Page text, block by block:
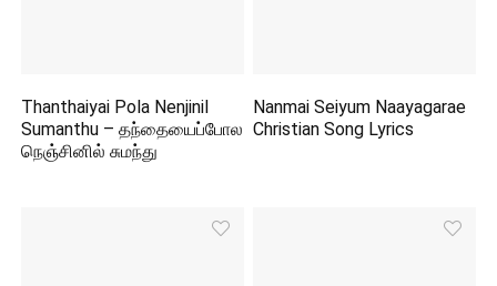
Thanthaiyai Pola Nenjinil
Sumanthu – தந்தையைப்போல
நெஞ்சினில் சுமந்து
Nanmai Seiyum Naayagarae
Christian Song Lyrics